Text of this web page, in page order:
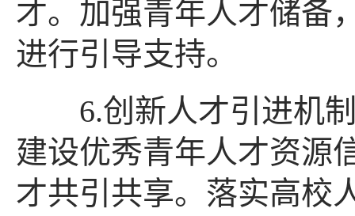
才。加强青年人才储备
进行引导支持。
6.创新人才引进机制
建设优秀青年人才资源
才共引共享。落实高校